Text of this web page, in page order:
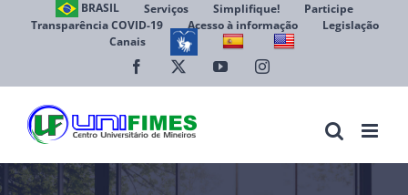
BRASIL Serviços Simplifique!
Participe
Transparência COVID-19
Acesso à informação
Legislação
Canais
Facebook YouTubeInstagram